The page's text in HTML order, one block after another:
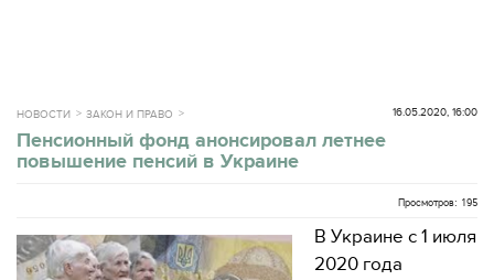
НОВОСТИ ЗАКОН И ПРАВО 16.05.2020, 16:00
Пенсионный фонд анонсировал летнее
повышение пенсий в Украине
Просмотров: 195
В Украине с 1 июля
2020 года